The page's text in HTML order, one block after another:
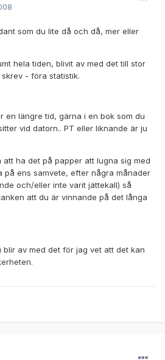
som du lite då och då, mer eller
hela tiden, blivit av med det till stor
- föra statistik.
en längre tid, gärna i en bok som du
vid datorn.. PT eller liknande är ju
ha det på papper att lugna sig med
på ens samvete, efter några månader
och/eller inte varit jättekall) så
att du är vinnande på det långa
blir av med det för jag vet att det kan